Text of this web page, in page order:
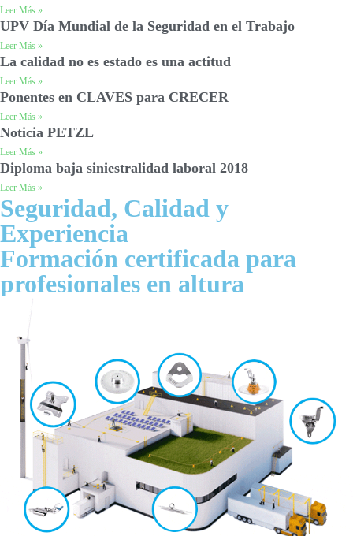
Leer Más »
UPV Día Mundial de la Seguridad en el Trabajo
Leer Más »
La calidad no es estado es una actitud
Leer Más »
Ponentes en CLAVES para CRECER
Leer Más »
Noticia PETZL
Leer Más »
Diploma baja siniestralidad laboral 2018
Leer Más »
Seguridad, Calidad y
Experiencia
Formación certificada para
profesionales en altura